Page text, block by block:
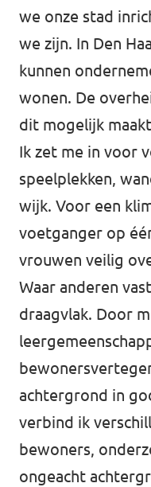
Vacatures Volt
we onze stad
we zijn. In Den
kunnen
wonen. De
dit mogelijk
Ik zet me in voor
speelplekken,
wijk. Voor een
voetganger op
vrouwen veilig
Waar anderen
draagvlak. Door
achtergrond in
verbind ik
bewoners,
ongeacht